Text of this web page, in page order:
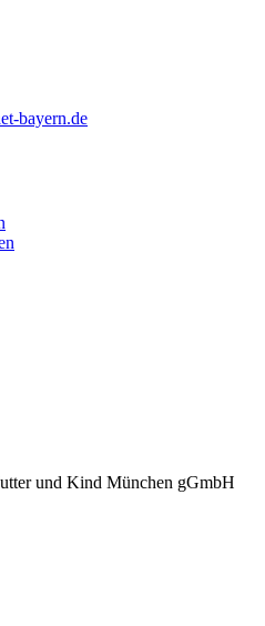
bayern.de
und Kind München gGmbH